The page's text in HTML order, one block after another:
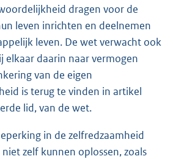
dragen voor de
leven inrichten en deelnemen
leven. De wet verwacht ook
elkaar daarin naar vermogen
van de eigen
is terug te vinden in artikel
lid, van de wet.
in de zelfredzaamheid
zelf kunnen oplossen, zoals